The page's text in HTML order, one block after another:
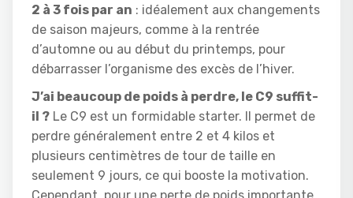
2 à 3 fois par an : idéalement aux changements
de saison majeurs, comme à la rentrée
d’automne ou au début du printemps, pour
débarrasser l’organisme des excès de l’hiver.
J’ai beaucoup de poids à perdre, le C9 suffit-
il ? Le C9 est un formidable starter. Il permet de
perdre généralement entre 2 et 4 kilos et
plusieurs centimètres de tour de taille en
seulement 9 jours, ce qui booste la motivation.
Cependant, pour une perte de poids importante